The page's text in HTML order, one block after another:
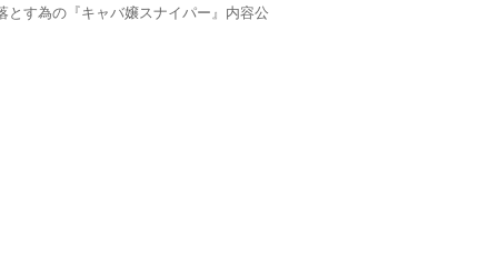
とす為の『キャバ嬢スナイパー』内容公